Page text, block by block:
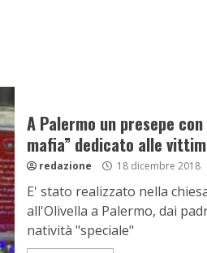
A Palermo un presepe
mafia” dedicato alle
redazione 18 dicembre 2018
E' stato realizzato nella
all'Olivella a Palermo, dai
natività "speciale"